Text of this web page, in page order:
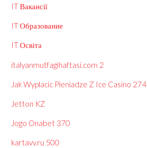
IT Вакансії
IT Образование
IT Освіта
italyanmutfagihaftasi.com 2
Jak Wyplacic Pieniadze Z Ice Casino 274
Jetton KZ
Jogo Onabet 370
kartavv.ru 500